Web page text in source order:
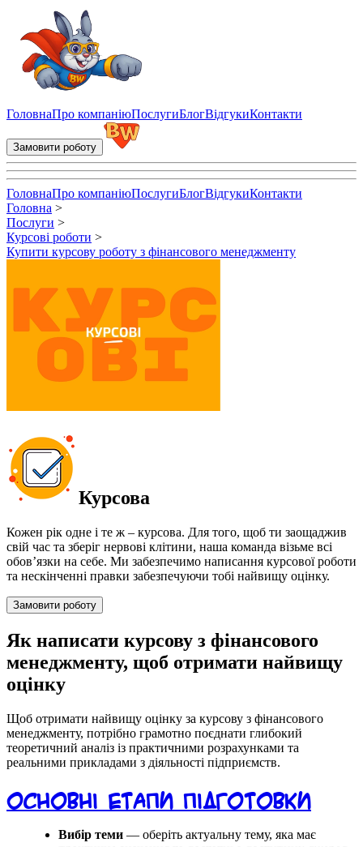
Купити курсову роботу з фінансового менеджменту -
ГоловнаПро компаніюПослугиБлогВідгукиКонтакти
Замовити роботу
ГоловнаПро компаніюПослугиБлогВідгукиКонтакти
Головна >
Послуги >
Курсові роботи >
Купити курсову роботу з фінансового менеджменту
Курсова
Кожен рік одне і те ж – курсова. Для того, щоб ти заощаджив
свій час та зберіг нервові клітини, наша команда візьме всі
обов’язки на себе. Ми забезпечимо написання курсової роботи
та нескінченні правки забезпечуючи тобі найвищу оцінку.
Замовити роботу
Як написати курсову з фінансового
менеджменту, щоб отримати найвищу
оцінку
Щоб отримати найвищу оцінку за курсову з фінансового
менеджменту, потрібно грамотно поєднати глибокий
теоретичний аналіз із практичними розрахунками та
реальними прикладами з діяльності підприємств.
Основні етапи підготовки
Вибір теми — оберіть актуальну тему, яка має